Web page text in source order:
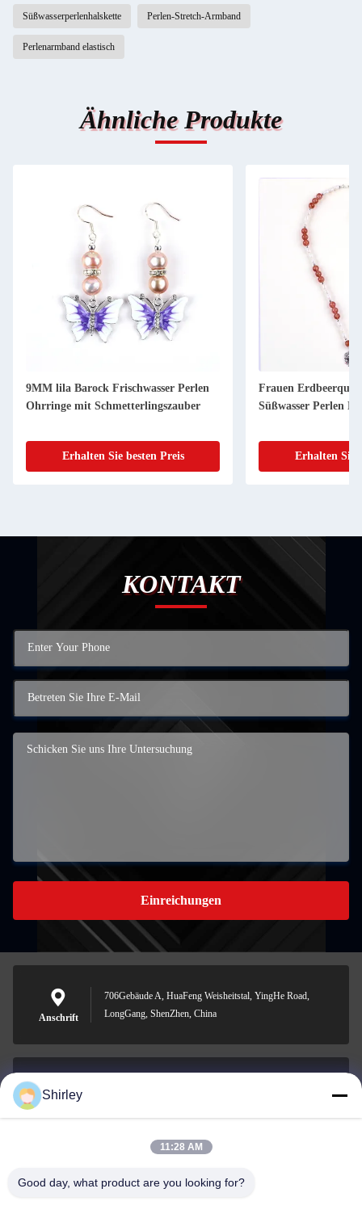
Süßwasserperlenhalskette Perlen-Stretch-Armband
Perlenarmband elastisch
Ähnliche Produkte
9MM lila Barock Frischwasser Perlen
Ohrringe mit Schmetterlingszauber
Erhalten Sie besten Preis
Frauen
Süßwasser Perlen
Erhalten Sie
KONTAKT
Einreichungen
Anschrift
706Gebäude A, HuaFeng Weisheitstal, YingHe Road,
LongGang, ShenZhen, China
E-Mail-Adresse
0086-18148506772
Shirley
11:28 AM
Good day, what product are you looking for?